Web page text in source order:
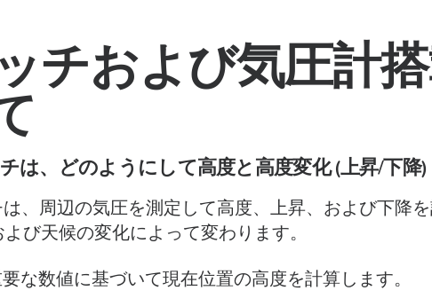
チおよび気圧計
は、どのようにして高度と高度変化 (上昇/下降
は、周辺の気圧を測定して高度、上昇、および下降
び天候の変化によって変わります。
な数値に基づいて現在位置の高度を計算します。